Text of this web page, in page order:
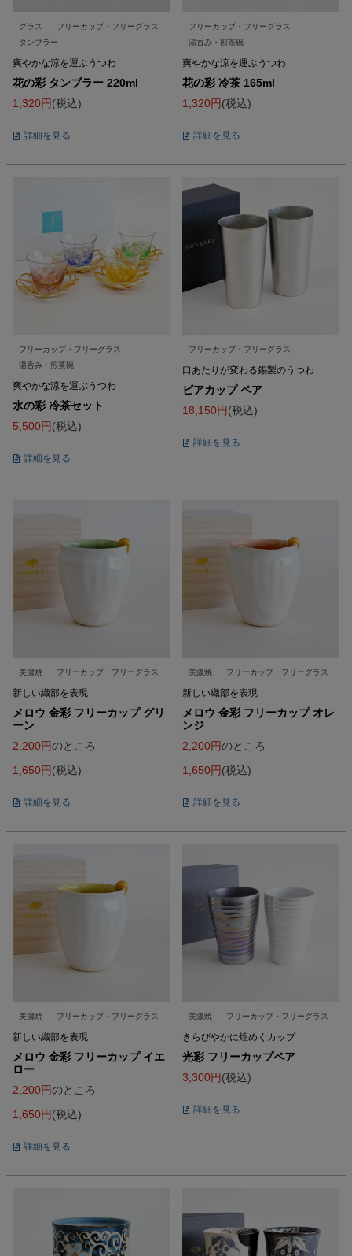
グラス
フリーカップ・フリーグラス
タンブラー
爽やかな涼を運ぶうつわ
花の彩 タンブラー 220ml
1,320
税込
詳細を見る
フリーカップ・フリーグラス
湯呑み・煎茶碗
爽やかな涼を運ぶうつわ
花の彩 冷茶 165ml
1,320
税込
詳細を見る
フリーカップ・フリーグラス
湯呑み・煎茶碗
爽やかな涼を運ぶうつわ
水の彩 冷茶セット
5,500
税込
詳細を見る
フリーカップ・フリーグラス
口あたりが変わる錫製のうつわ
ビアカップ ペア
18,150
税込
詳細を見る
美濃焼 フリーカップ・フリーグラス
新しい織部を表現
メロウ 金彩 フリーカップ グリ
ーン
2,200
のところ
1,650
税込
詳細を見る
美濃焼 フリーカップ・フリーグラス
新しい織部を表現
メロウ 金彩 フリーカップ オレ
ンジ
2,200
のところ
1,650
税込
詳細を見る
美濃焼 フリーカップ・フリーグラス
新しい織部を表現
メロウ 金彩 フリーカップ イエ
ロー
2,200
のところ
1,650
税込
詳細を見る
美濃焼 フリーカップ・フリーグラス
きらびやかに煌めくカップ
光彩 フリーカップペア
3,300
税込
詳細を見る